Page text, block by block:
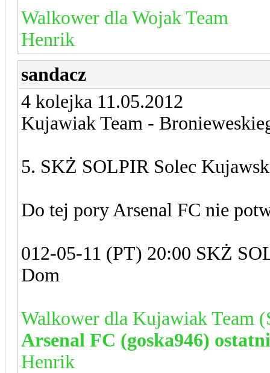
Walkower dla Wojak Team
Henrik
sandacz
4 kolejka 11.05.2012
Kujawiak Team -
5. SKŻ SOLPIR Solec
Do tej pory Arsenal FC nie
012-05-11 (PT) 20:00 SKŻ
Dom
Walkower dla Kujawiak Team
Arsenal FC (goska946)
Henrik